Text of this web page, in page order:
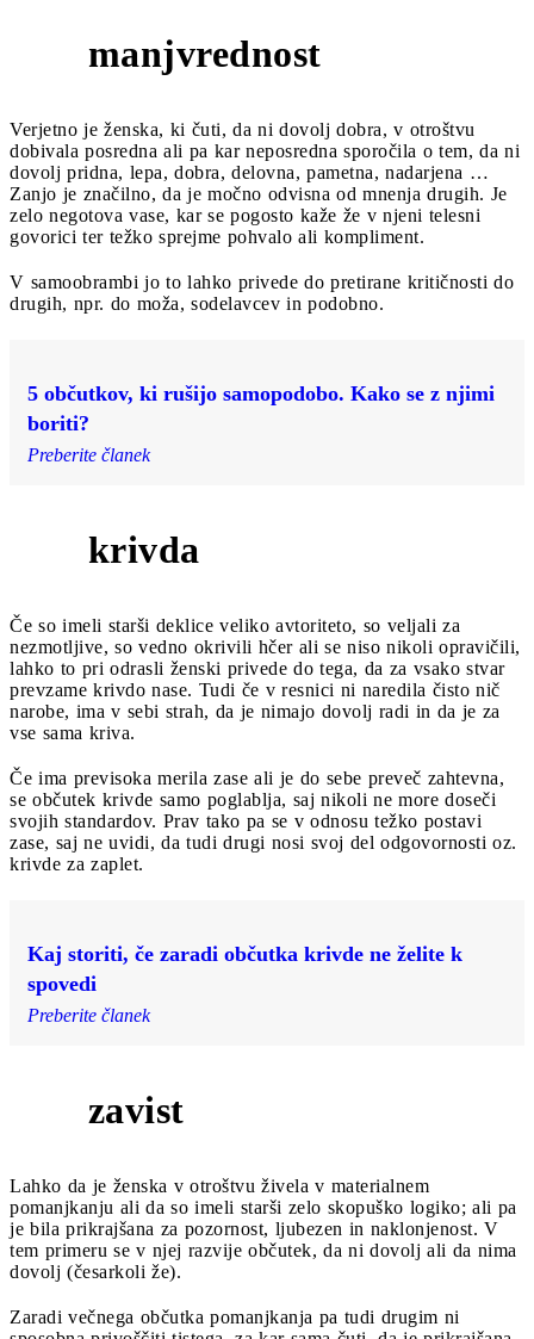
manjvrednost
Verjetno je ženska, ki čuti, da ni dovolj dobra, v otroštvu
dobivala posredna ali pa kar neposredna sporočila o tem, da ni
dovolj pridna, lepa, dobra, delovna, pametna, nadarjena …
Zanjo je značilno, da je močno odvisna od mnenja drugih. Je
zelo negotova vase, kar se pogosto kaže že v njeni telesni
govorici ter težko sprejme pohvalo ali kompliment.
V samoobrambi jo to lahko privede do pretirane kritičnosti do
drugih, npr. do moža, sodelavcev in podobno.
5 občutkov, ki rušijo samopodobo. Kako se z njimi
boriti?
Preberite članek
krivda
Če so imeli starši deklice veliko avtoriteto, so veljali za
nezmotljive, so vedno okrivili hčer ali se niso nikoli opravičili,
lahko to pri odrasli ženski privede do tega, da za vsako stvar
prevzame krivdo nase. Tudi če v resnici ni naredila čisto nič
narobe, ima v sebi strah, da je nimajo dovolj radi in da je za
vse sama kriva.
Če ima previsoka merila zase ali je do sebe preveč zahtevna,
se občutek krivde samo poglablja, saj nikoli ne more doseči
svojih standardov. Prav tako pa se v odnosu težko postavi
zase, saj ne uvidi, da tudi drugi nosi svoj del odgovornosti oz.
krivde za zaplet.
Kaj storiti, če zaradi občutka krivde ne želite k
spovedi
Preberite članek
zavist
Lahko da je ženska v otroštvu živela v materialnem
pomanjkanju ali da so imeli starši zelo skopuško logiko; ali pa
je bila prikrajšana za pozornost, ljubezen in naklonjenost. V
tem primeru se v njej razvije občutek, da ni dovolj ali da nima
dovolj (česarkoli že).
Zaradi večnega občutka pomanjkanja pa tudi drugim ni